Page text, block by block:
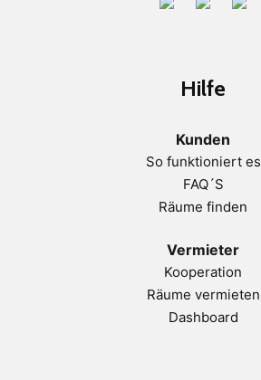
Hilfe
Kunden
So funktioniert es
FAQ´S
Räume finden
Vermieter
Kooperation
Räume vermieten
Dashboard